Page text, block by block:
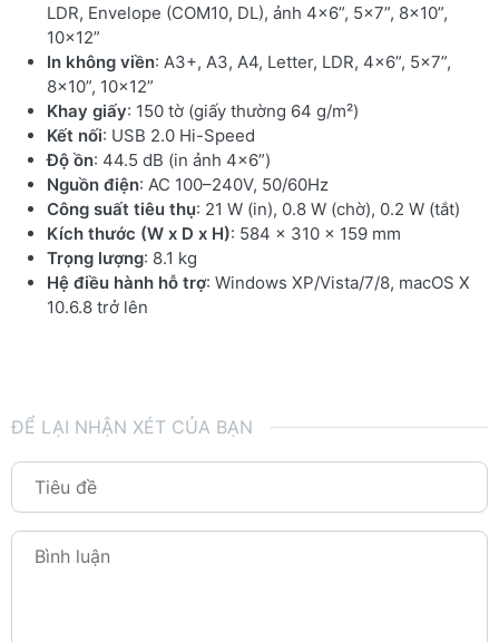
LDR, Envelope (COM10, DL), ảnh 4×6”, 5×7”, 8×10”,
10×12”
In không viền: A3+, A3, A4, Letter, LDR, 4×6”, 5×7”,
8×10”, 10×12”
Khay giấy: 150 tờ (giấy thường 64 g/m²)
Kết nối: USB 2.0 Hi-Speed
Độ ồn: 44.5 dB (in ảnh 4×6”)
Nguồn điện: AC 100–240V, 50/60Hz
Công suất tiêu thụ: 21 W (in), 0.8 W (chờ), 0.2 W (tắt)
Kích thước (W x D x H): 584 × 310 × 159 mm
Trọng lượng: 8.1 kg
Hệ điều hành hỗ trợ: Windows XP/Vista/7/8, macOS X
10.6.8 trở lên
ĐỂ LẠI NHẬN XÉT CỦA BẠN